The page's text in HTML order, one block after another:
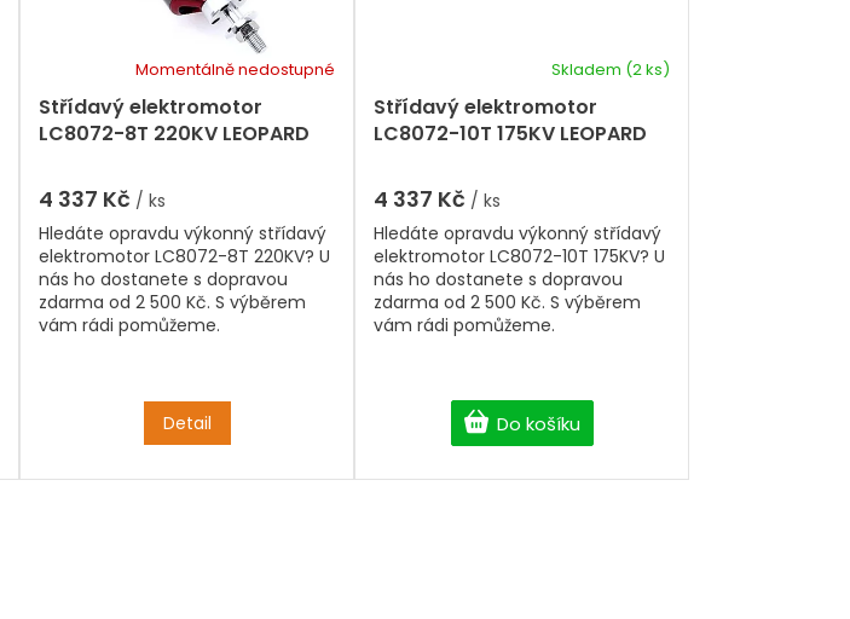
Střídavý elektromotor
LC8072-8T 220KV LEOPARD
Momentálně nedostupné
4 337 Kč / ks
Detail
Hledáte opravdu výkonný střídavý
elektromotor LC8072-8T 220KV? U
nás ho dostanete s dopravou
zdarma od 2 500 Kč. S výběrem
vám rádi pomůžeme.
Střídavý elektromotor
LC8072-10T 175KV LEOPARD
Skladem (2 ks)
4 337 Kč / ks
Do košíku
Hledáte opravdu výkonný střídavý
elektromotor LC8072-10T 175KV? U
nás ho dostanete s dopravou
zdarma od 2 500 Kč. S výběrem
vám rádi pomůžeme.